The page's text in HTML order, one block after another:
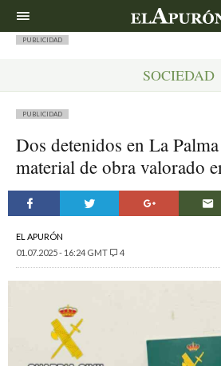
PUBLICIDAD
SOCIEDAD
PUBLICIDAD
Dos detenidos en La
material de obra valorado
EL APURÓN
01.07.2025 - 16:24 GMT
4